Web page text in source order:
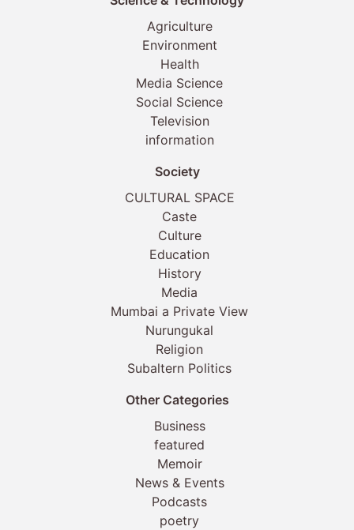
Agriculture
Environment
Health
Media Science
Social Science
Television
information
Society
CULTURAL SPACE
Caste
Culture
Education
History
Media
Mumbai a Private View
Nurungukal
Religion
Subaltern Politics
Other Categories
Business
featured
Memoir
News & Events
Podcasts
poetry